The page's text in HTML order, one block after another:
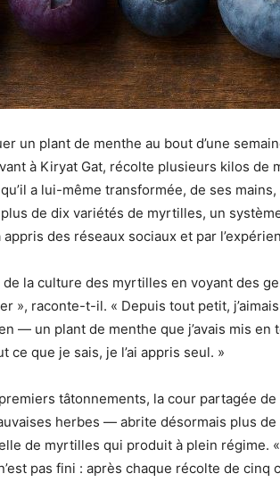
un plant de menthe au bout d’une
à Kiryat Gat, récolte plusieurs kilos de
a lui-même transformée, de ses
de dix variétés de myrtilles, un
appris des réseaux sociaux et par
de la culture des myrtilles en voyant des
», raconte-t-il. « Depuis tout petit,
— un plant de menthe que j’avais mis en
ce que je sais, je l’ai appris seul. »
tâtonnements, la cour partagée de
herbes — abrite désormais plus
de myrtilles qui produit à plein régime.
pas fini : après chaque récolte de